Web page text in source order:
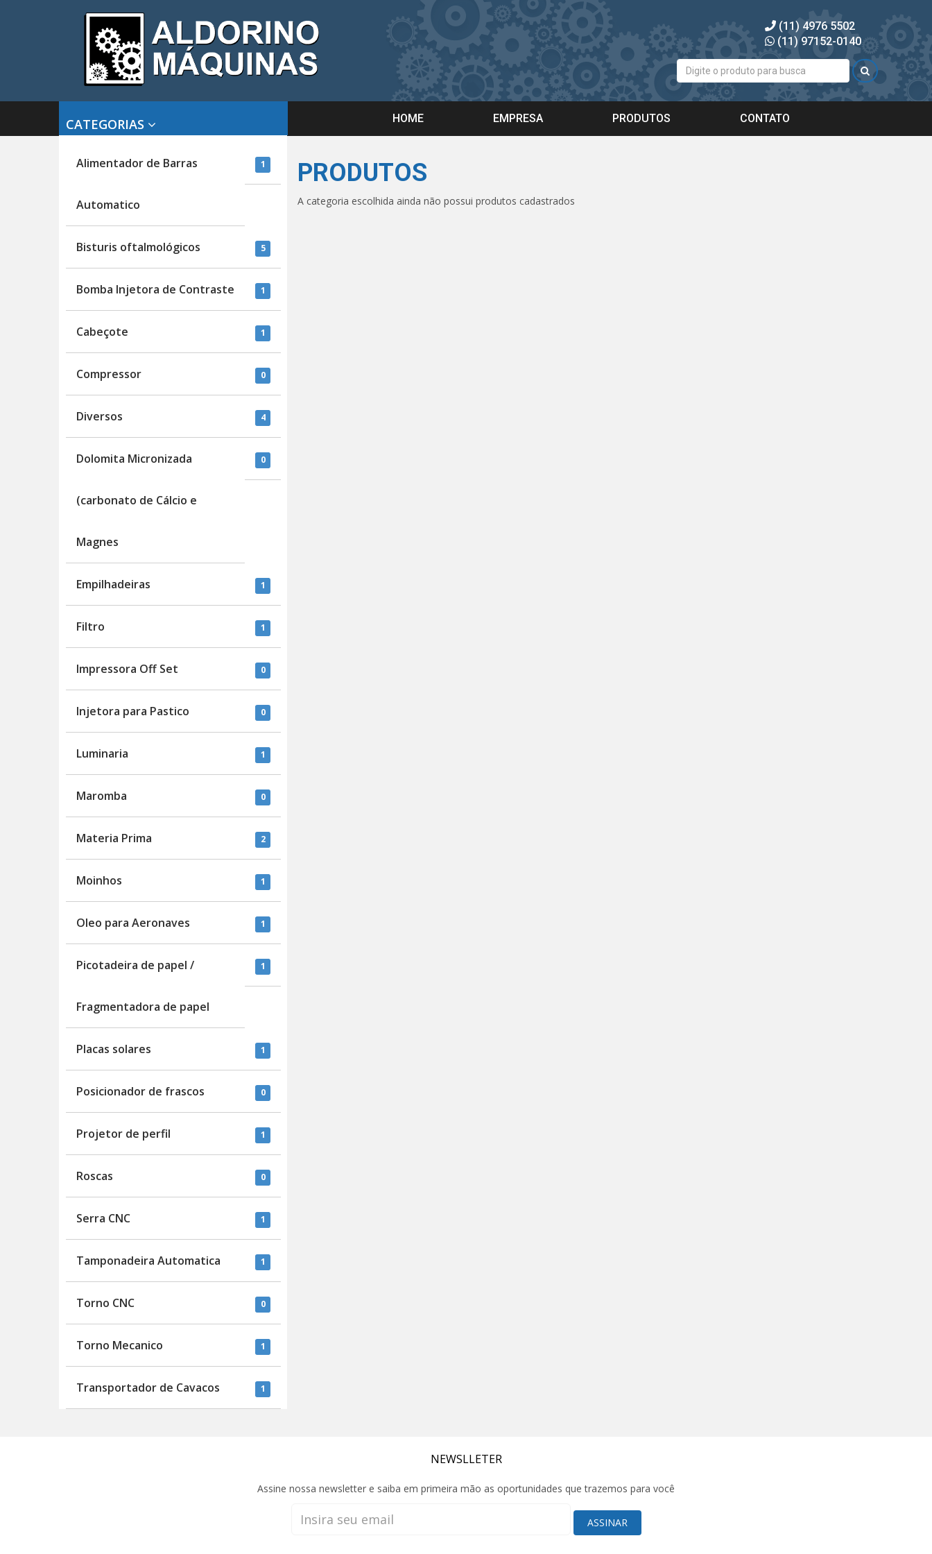
(11) 4976 5502
(11) 97152-0140
HOME EMPRESA PRODUTOS CONTATO
CATEGORIAS
Alimentador de Barras
Automatico
1
Bisturis oftalmológicos 5
Bomba Injetora de Contraste 1
Cabeçote 1
Compressor 0
Diversos 4
Dolomita Micronizada
(carbonato de Cálcio e
Magnes
0
Empilhadeiras 1
Filtro 1
Impressora Off Set 0
Injetora para Pastico 0
Luminaria 1
Maromba 0
Materia Prima 2
Moinhos 1
Oleo para Aeronaves 1
Picotadeira de papel /
Fragmentadora de papel
1
Placas solares 1
Posicionador de frascos 0
Projetor de perfil 1
Roscas 0
Serra CNC 1
Tamponadeira Automatica 1
Torno CNC 0
Torno Mecanico 1
Transportador de Cavacos 1
PRODUTOS
A categoria escolhida ainda não possui produtos cadastrados
NEWSLLETER
Assine nossa newsletter e saiba em primeira mão as oportunidades que trazemos para você
ASSINAR